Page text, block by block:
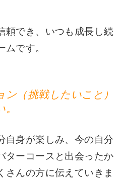
頼でき、いつも成長し続
です。
（挑戦したいこと）
自身が楽しみ、今の自分
ターコースと出会ったか
さんの方に伝えていきま